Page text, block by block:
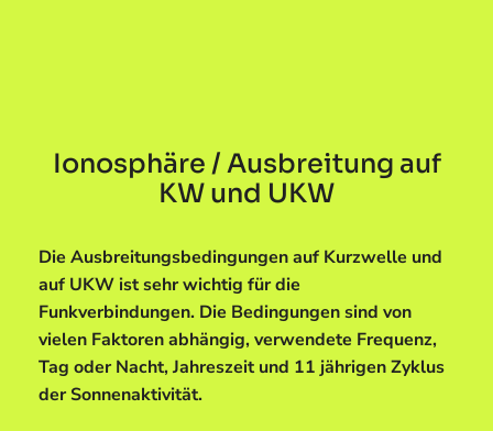
Ionosphäre / Ausbreitung auf
KW und UKW
Die Ausbreitungsbedingungen auf Kurzwelle und
auf UKW ist sehr wichtig für die
Funkverbindungen. Die Bedingungen sind von
vielen Faktoren abhängig, verwendete Frequenz,
Tag oder Nacht, Jahreszeit und 11 jährigen Zyklus
der Sonnenaktivität.